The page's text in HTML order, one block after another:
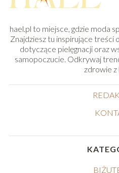
hael.pl to miejsce, gdzie moda
Znajdziesz tu inspirujące
dotyczące pielęgnacji oraz
samopoczucie. Odkrywaj
zdrowie z